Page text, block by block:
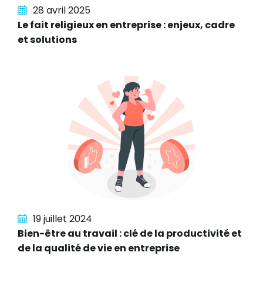
28 avril 2025
Le fait religieux en entreprise : enjeux, cadre
et solutions
19 juillet 2024
Bien-être au travail : clé de la productivité et
de la qualité de vie en entreprise